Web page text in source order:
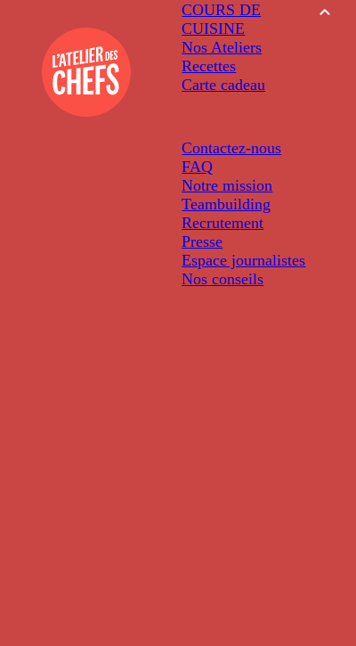
COURS DE
CUISINE
Nos Ateliers
Recettes
Carte cadeau
Contactez-nous
FAQ
Notre mission
Teambuilding
Recrutement
Presse
Espace journalistes
Nos conseils